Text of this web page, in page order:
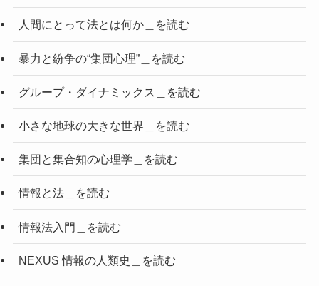
人間にとって法とは何か＿を読む
暴力と紛争の“集団心理”＿を読む
グループ・ダイナミックス＿を読む
小さな地球の大きな世界＿を読む
集団と集合知の心理学＿を読む
情報と法＿を読む
情報法入門＿を読む
NEXUS 情報の人類史＿を読む